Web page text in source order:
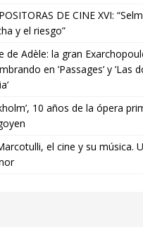
DE CINE XVI:
y el riesgo”
de Adèle: la gran
en ’Passages’ y ’Las
10 años de la ópera
el cine y su música.